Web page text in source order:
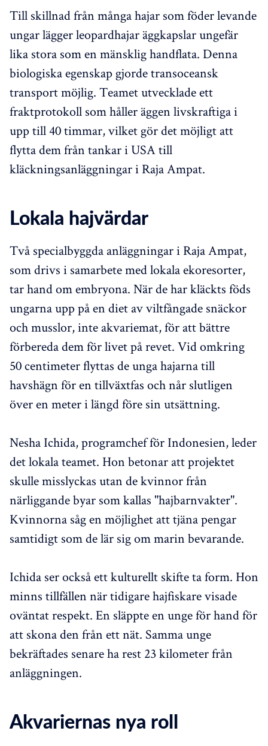
Till skillnad från många hajar som föder levande
ungar lägger leopardhajar äggkapslar ungefär
lika stora som en mänsklig handflata. Denna
biologiska egenskap gjorde transoceansk
transport möjlig. Teamet utvecklade ett
fraktprotokoll som håller äggen livskraftiga i
upp till 40 timmar, vilket gör det möjligt att
flytta dem från tankar i USA till
kläckningsanläggningar i Raja Ampat.
Lokala hajvärdar
Två specialbyggda anläggningar i Raja Ampat,
som drivs i samarbete med lokala ekoresorter,
tar hand om embryona. När de har kläckts föds
ungarna upp på en diet av viltfångade snäckor
och musslor, inte akvariemat, för att bättre
förbereda dem för livet på revet. Vid omkring
50 centimeter flyttas de unga hajarna till
havshägn för en tillväxtfas och når slutligen
över en meter i längd före sin utsättning.
Nesha Ichida, programchef för Indonesien, leder
det lokala teamet. Hon betonar att projektet
skulle misslyckas utan de kvinnor från
närliggande byar som kallas "hajbarnvakter".
Kvinnorna såg en möjlighet att tjäna pengar
samtidigt som de lär sig om marin bevarande.
Ichida ser också ett kulturellt skifte ta form. Hon
minns tillfällen när tidigare hajfiskare visade
oväntat respekt. En släppte en unge för hand för
att skona den från ett nät. Samma unge
bekräftades senare ha rest 23 kilometer från
anläggningen.
Akvariernas nya roll